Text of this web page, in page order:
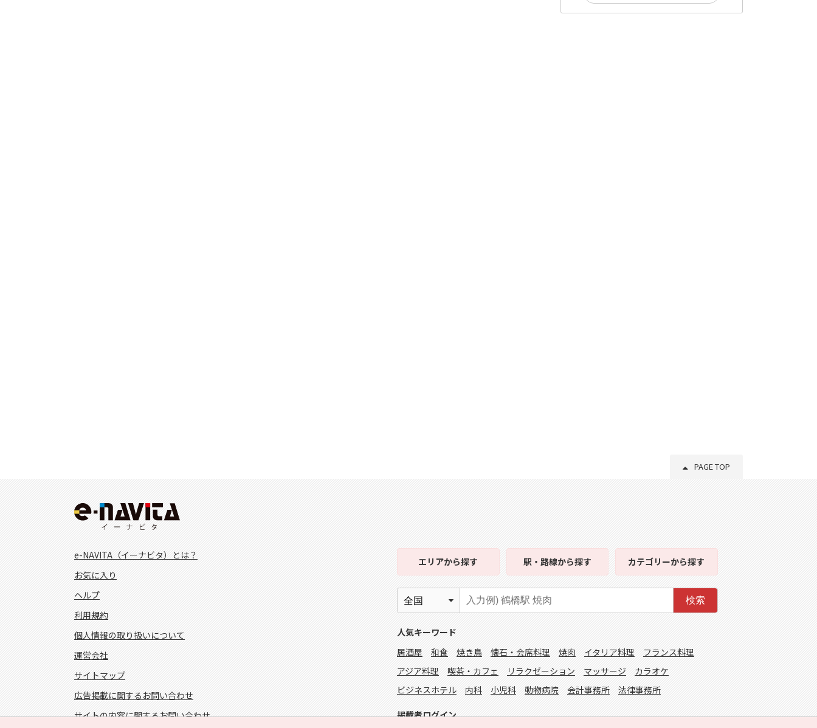
PAGE TOP
e-NAVITA（イーナビタ）とは？
お気に入り
ヘルプ
利用規約
個人情報の取り扱いについて
運営会社
サイトマップ
広告掲載に関するお問い合わせ
サイトの内容に関するお問い合わせ
エリアから探す 駅・路線から探す カテゴリーから探す
検索
人気キーワード
居酒屋
和食 焼き鳥 懐石・会席料理 焼肉 イタリア料理
フランス料理
アジア料理
喫茶・カフェ リラクゼーション マッサージ
カラオケ
ビジネスホテル
内科 小児科 動物病院 会計事務所 法律事務所
掲載者ログイン